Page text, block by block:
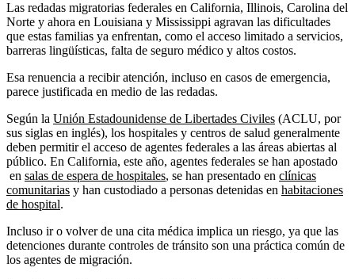
Las redadas migratorias federales en California, Illinois, Carolina del
Norte y ahora en Louisiana y Mississippi agravan las dificultades
que estas familias ya enfrentan, como el acceso limitado a servicios,
barreras lingüísticas, falta de seguro médico y altos costos.
Esa renuencia a recibir atención, incluso en casos de emergencia,
parece justificada en medio de las redadas.
Según la Unión Estadounidense de Libertades Civiles (ACLU, por
sus siglas en inglés), los hospitales y centros de salud generalmente
deben permitir el acceso de agentes federales a las áreas abiertas al
público. En California, este año, agentes federales se han apostado
en salas de espera de hospitales, se han presentado en clínicas
comunitarias y han custodiado a personas detenidas en habitaciones
de hospital.
Incluso ir o volver de una cita médica implica un riesgo, ya que las
detenciones durante controles de tránsito son una práctica común de
los agentes de migración.